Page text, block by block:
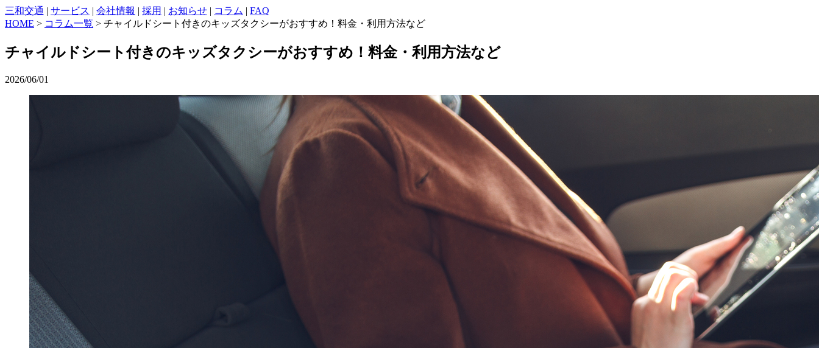
三和交通 | サービス | 会社情報 | 採用 | お知らせ | コラム | FAQ
HOME > コラム一覧 > チャイルドシート付きのキッズタクシーがおすすめ！料金・利用方法など
チャイルドシート付きのキッズタクシーがおすすめ！料金・利用方法など
2026/06/01